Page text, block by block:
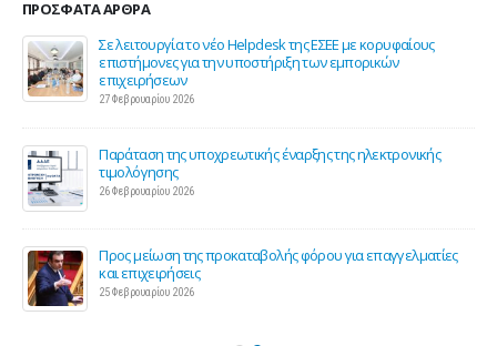
ΠΡΌΣΦΑΤΑ ΆΡΘΡΑ
Σε λειτουργία το νέο Helpdesk της ΕΣΕΕ με κορυφαίους
επιστήμονες για την υποστήριξη των εμπορικών
επιχειρήσεων
27 Φεβρουαρίου 2026
Παράταση της υποχρεωτικής έναρξης της ηλεκτρονικής
τιμολόγησης
26 Φεβρουαρίου 2026
Προς μείωση της προκαταβολής φόρου για επαγγελματίες
και επιχειρήσεις
25 Φεβρουαρίου 2026